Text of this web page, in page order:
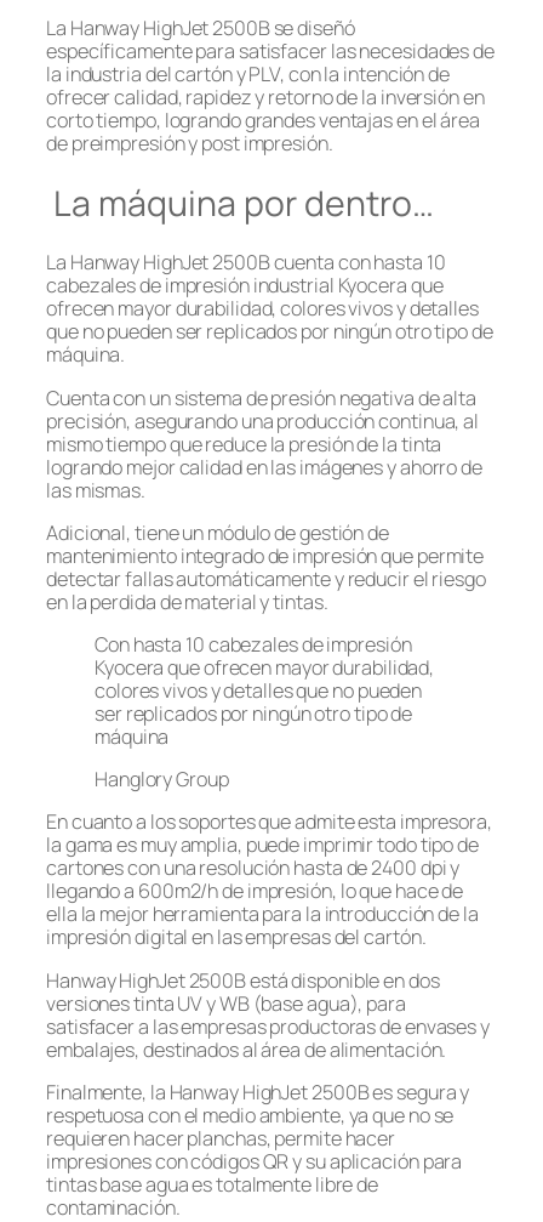
La Hanway HighJet 2500B se diseñó
específicamente para satisfacer las necesidades de
la industria del cartón y PLV, con la intención de
ofrecer calidad, rapidez y retorno de la inversión en
corto tiempo, logrando grandes ventajas en el área
de preimpresión y post impresión.
La máquina por dentro…
La Hanway HighJet 2500B cuenta con hasta 10
cabezales de impresión industrial Kyocera que
ofrecen mayor durabilidad, colores vivos y detalles
que no pueden ser replicados por ningún otro tipo de
máquina.
Cuenta con un sistema de presión negativa de alta
precisión, asegurando una producción continua, al
mismo tiempo que reduce la presión de la tinta
logrando mejor calidad en las imágenes y ahorro de
las mismas.
Adicional, tiene un módulo de gestión de
mantenimiento integrado de impresión que permite
detectar fallas automáticamente y reducir el riesgo
en la perdida de material y tintas.
Con hasta 10 cabezales de impresión
Kyocera que ofrecen mayor durabilidad,
colores vivos y detalles que no pueden
ser replicados por ningún otro tipo de
máquina
Hanglory Group
En cuanto a los soportes que admite esta impresora,
la gama es muy amplia, puede imprimir todo tipo de
cartones con una resolución hasta de 2400 dpi y
llegando a 600m2/h de impresión, lo que hace de
ella la mejor herramienta para la introducción de la
impresión digital en las empresas del cartón.
Hanway HighJet 2500B está disponible en dos
versiones tinta UV y WB (base agua), para
satisfacer a las empresas productoras de envases y
embalajes, destinados al área de alimentación.
Finalmente, la Hanway HighJet 2500B es segura y
respetuosa con el medio ambiente, ya que no se
requieren hacer planchas, permite hacer
impresiones con códigos QR y su aplicación para
tintas base agua es totalmente libre de
contaminación.